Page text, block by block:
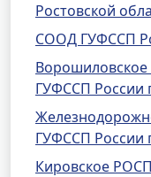
Ростовской
СООД ГУФССП
ГУФССП России
ГУФССП России
Кировское